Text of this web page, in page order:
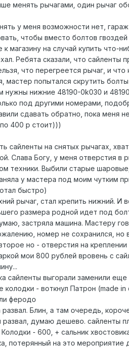
менять рычагами, один рычаг
у меня возможности нет,
чтобы вместо болтов гвоздей
магазину на случай купить что-
Ребята сказали, что
что перегреется рычаг, и что
мастер попытался скрутить
нужны нижние 48190-0k030 и
под другими номерами,
сдавать обратно, пока меня
400 р стоит)))
сайленты на снятых рычагах,
Слава Богу, у меня отверстия в
техники. Выбили старые
у мастера под моим чутким
быстро)
рычаг, стал крепить нижний. И
размера родной идет под
застряла машина. Мастеру
номер не сохранился, но
но - отверстия на
мои 800 рублей вровень с
сайленты выгорали заменили
колодки - воткнул Патрон (made
феродо
Блин, а там очередь,
развал, думаю дешево. сайленты
- 600, + сальник
потерянный на это мероприятие